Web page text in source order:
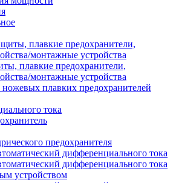
плавкие предохранители,
монтажные устройства
ножевых плавких предохранителей
тока
предохранителя
дифференциального тока
дифференциального тока
устройством